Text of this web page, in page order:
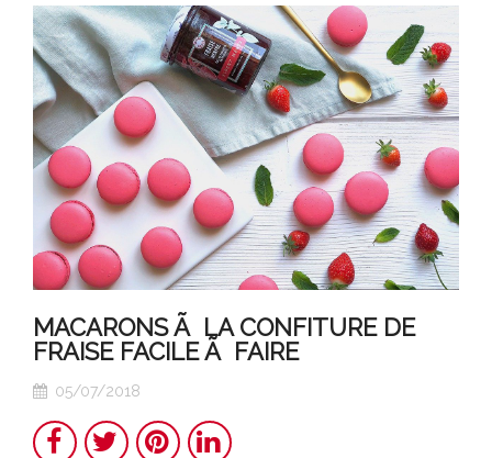
MACARONS Ã LA CONFITURE DE
FRAISE FACILE Ã FAIRE
05/07/2018